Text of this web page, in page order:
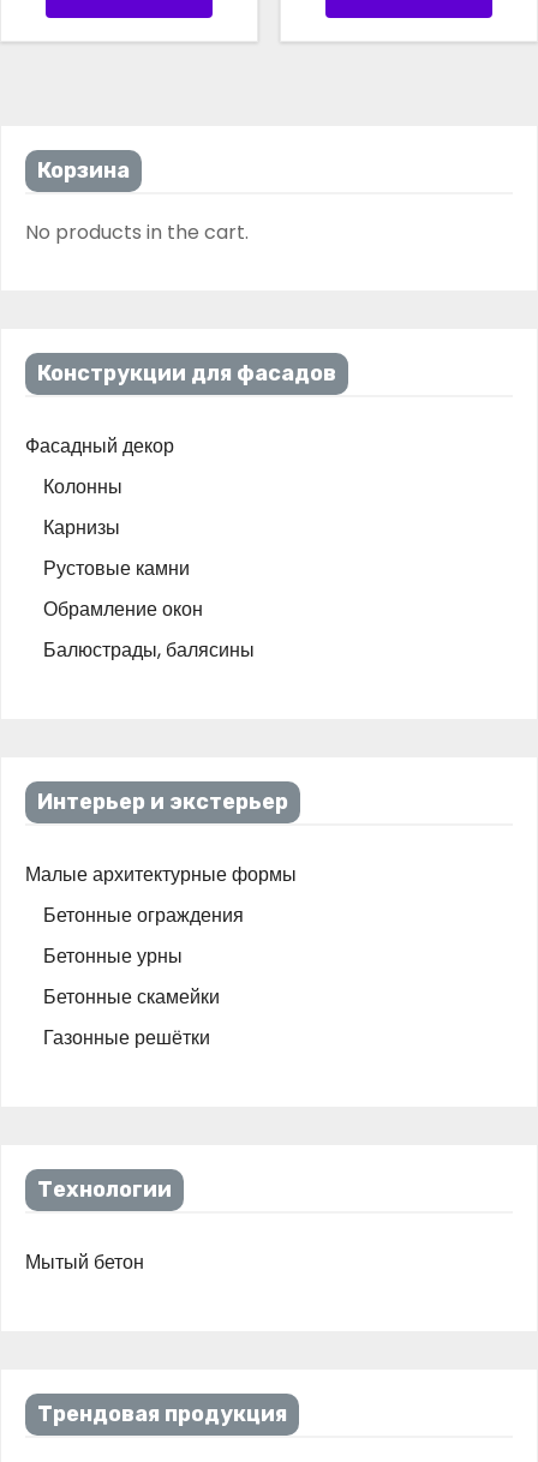
y
Корзина
No products in the cart.
Конструкции для фасадов
Фасадный декор
Колонны
Карнизы
Рустовые камни
Обрамление окон
Балюстрады, балясины
Интерьер и экстерьер
Малые архитектурные формы
Бетонные ограждения
Бетонные урны
Бетонные скамейки
Газонные решётки
Технологии
Мытый бетон
Трендовая продукция